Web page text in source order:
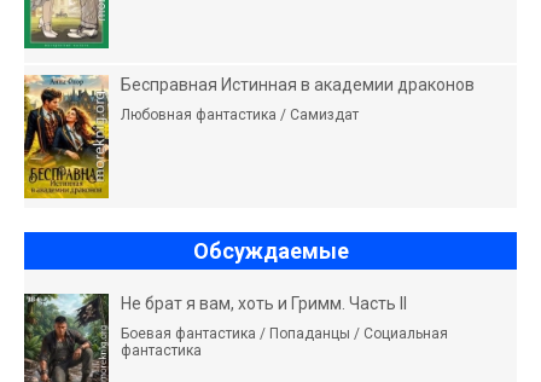
Бесправная Истинная в академии драконов
Любовная фантастика / Самиздат
Обсуждаемые
Не брат я вам, хоть и Гримм. Часть II
Боевая фантастика / Попаданцы / Социальная
фантастика